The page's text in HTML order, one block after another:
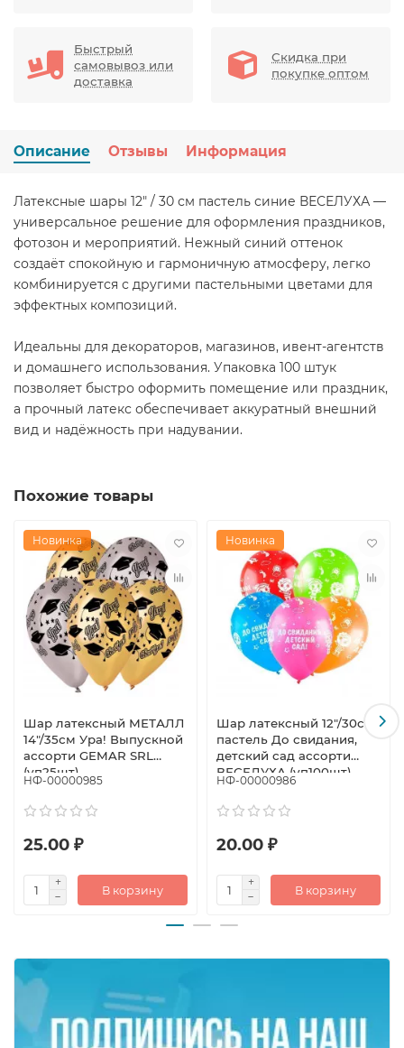
Быстрый
самовывоз или
доставка
Скидка при
покупке оптом
Описание Отзывы Информация
Латексные шары 12" / 30 см пастель синие ВЕСЕЛУХА —
универсальное решение для оформления праздников,
фотозон и мероприятий. Нежный синий оттенок
создаёт спокойную и гармоничную атмосферу, легко
комбинируется с другими пастельными цветами для
эффектных композиций.
Идеальны для декораторов, магазинов, ивент-агентств
и домашнего использования. Упаковка 100 штук
позволяет быстро оформить помещение или праздник,
а прочный латекс обеспечивает аккуратный внешний
вид и надёжность при надувании.
Похожие товары
Новинка
Шар латексный МЕТАЛЛ
14"/35см Ура! Выпускной
ассорти GEMAR SRL
(уп25шт)
НФ-00000985
25.00 ₽
В корзину
Новинка
Шар латексный 12"/30см
пастель До свидания,
детский сад ассорти
ВЕСЕЛУХА (уп100шт)
НФ-00000986
20.00 ₽
В корзину